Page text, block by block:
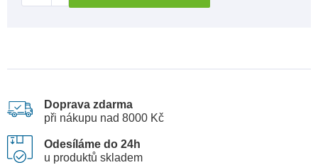
Doprava zdarma
při nákupu nad 8000 Kč
Odesíláme do 24h
u produktů skladem